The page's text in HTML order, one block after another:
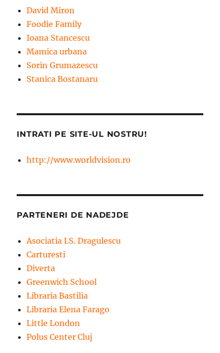
David Miron
Foodie Family
Ioana Stancescu
Mamica urbana
Sorin Grumazescu
Stanica Bostanaru
INTRATI PE SITE-UL NOSTRU!
http://www.worldvision.ro
PARTENERI DE NADEJDE
Asociatia I.S. Dragulescu
Carturesti
Diverta
Greenwich School
Libraria Bastilia
Libraria Elena Farago
Little London
Polus Center Cluj